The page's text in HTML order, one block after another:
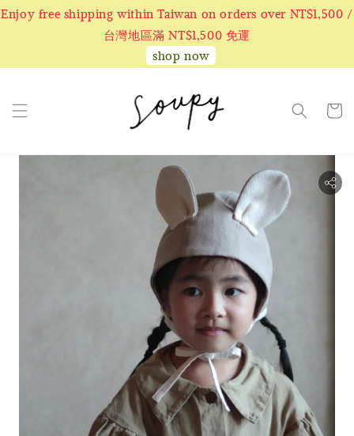
Enjoy free shipping within Taiwan on orders over NT$1,500 /
台灣地區滿 NT$1,500 免運
shop now